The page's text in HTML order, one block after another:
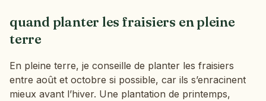
quand planter les fraisiers en pleine
terre
En pleine terre, je conseille de planter les fraisiers
entre août et octobre si possible, car ils s’enracinent
mieux avant l’hiver. Une plantation de printemps,